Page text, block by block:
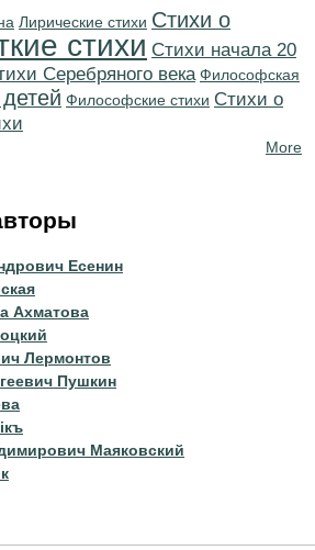
Лирические стихи Стихи о
стихи Cтихи начала 20
Серебряного века Философская
Философские стихи Стихи о
More
Есенин
Ахматова
Лермонтов
Пушкин
Маяковский